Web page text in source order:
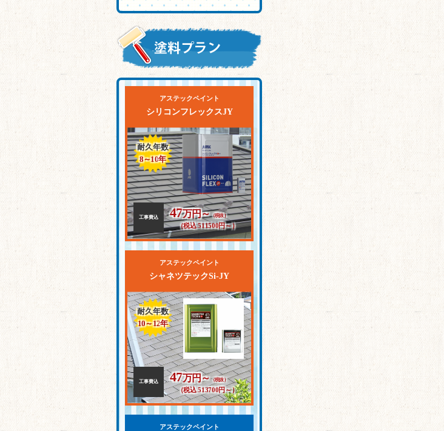
アステックペイント
シリコンフレックスJY
耐久年数
8～10年
工事費込 47万円～（税抜）
（税込 511500円～）
アステックペイント
シャネツテックSi-JY
耐久年数
10～12年
工事費込 47万円～（税抜）
（税込 513700円～）
アステックペイント